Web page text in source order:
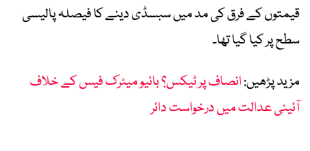
قیمتوں کے فرق کی مد میں سبسڈی دینے کا فیصلہ پالیسی
سطح پر کیا گیا تھا۔
مزید پڑھیں:انصاف پر ٹیکس؟ بائیو میٹرک فیس کے خلاف
آئینی عدالت میں درخواست دائر